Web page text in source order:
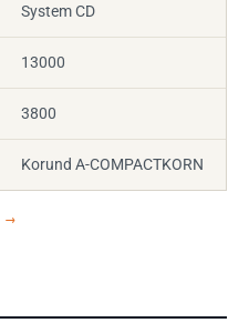
System CD
13000
3800
Korund A-COMPACTKORN
→